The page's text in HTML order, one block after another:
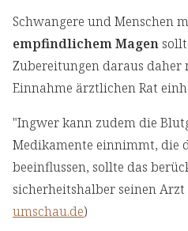
Schwangere und Menschen
empfindlichem Magen
Zubereitungen daraus daher
Einnahme ärztlichen Rat
"Ingwer kann zudem die
Medikamente einnimmt, die
beeinflussen, sollte das
sicherheitshalber seinen Arzt
umschau.de)